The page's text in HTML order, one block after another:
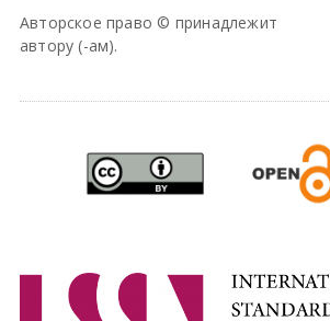
Авторское право © принадлежит
автору (-ам).